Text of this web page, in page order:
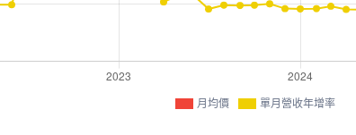
月均價 單月營收年增率